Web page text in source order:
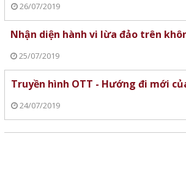
26/07/2019
Nhận diện hành vi lừa đảo trên
25/07/2019
Truyền hình OTT - Hướng đi mới
24/07/2019